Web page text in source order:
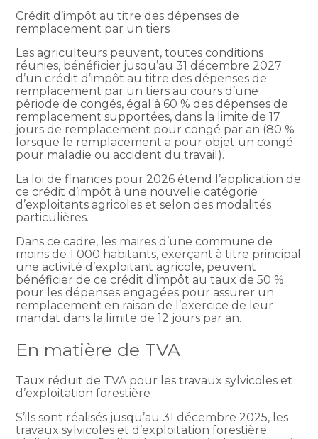
Crédit d’impôt au titre des dépenses de
remplacement par un tiers
Les agriculteurs peuvent, toutes conditions
réunies, bénéficier jusqu’au 31 décembre 2027
d’un crédit d’impôt au titre des dépenses de
remplacement par un tiers au cours d’une
période de congés, égal à 60 % des dépenses de
remplacement supportées, dans la limite de 17
jours de remplacement pour congé par an (80 %
lorsque le remplacement a pour objet un congé
pour maladie ou accident du travail).
La loi de finances pour 2026 étend l’application de
ce crédit d’impôt à une nouvelle catégorie
d’exploitants agricoles et selon des modalités
particulières.
Dans ce cadre, les maires d’une commune de
moins de 1 000 habitants, exerçant à titre principal
une activité d’exploitant agricole, peuvent
bénéficier de ce crédit d’impôt au taux de 50 %
pour les dépenses engagées pour assurer un
remplacement en raison de l’exercice de leur
mandat dans la limite de 12 jours par an.
En matière de TVA
Taux réduit de TVA pour les travaux sylvicoles et
d’exploitation forestière
S’ils sont réalisés jusqu’au 31 décembre 2025, les
travaux sylvicoles et d’exploitation forestière